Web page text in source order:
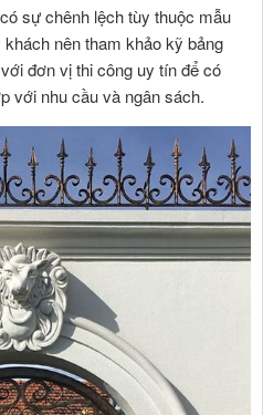
sự chênh lệch tùy thuộc mẫu
nên tham khảo kỹ bảng
đơn vị thi công uy tín để có
với nhu cầu và ngân sách.